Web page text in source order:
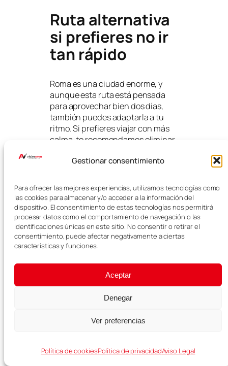
Gestionar consentimiento
Para ofrecer las mejores experiencias, utilizamos tecnologías como
las cookies para almacenar y/o acceder a la información del
dispositivo. El consentimiento de estas tecnologías nos permitirá
procesar datos como el comportamiento de navegación o las
identificaciones únicas en este sitio. No consentir o retirar el
consentimiento, puede afectar negativamente a ciertas
características y funciones.
Aceptar
Denegar
Ver preferencias
Política de cookiesPolítica de privacidadAviso Legal
Ruta alternativa
si prefieres no ir
tan rápido
Roma es una ciudad enorme, y
aunque esta ruta está pensada
para aprovechar bien dos días,
también puedes adaptarla a tu
ritmo. Si prefieres viajar con más
calma, te recomendamos eliminar
del Tritone, y dedicar más tiempo
simplemente pasear.
Para nosotros, en Roma también
es importante dejar huecos libres.
A veces los mejores momentos
aparecen sin buscarlos: una calle
bonita, una plaza tranquila, una
iglesia que no estaba en el plan.
Dónde alojarse
en Roma
Elegir bien el alojamiento en Roma
es clave para aprovechar al